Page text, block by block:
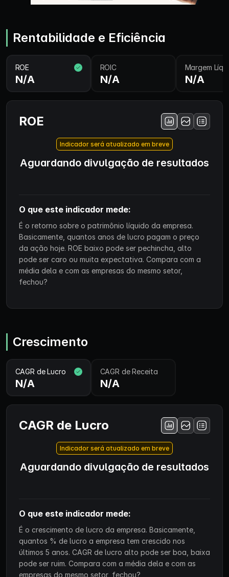
Rentabilidade e Eficiência
ROE
N/A
ROIC
N/A
Margem
N/A
ROE
Indicador será atualizado em breve
Aguardando divulgação de resultados
O que este indicador mede:
É o retorno sobre o patrimônio líquido da empresa.
Basicamente, quantos anos de lucro pagam o preço
da ação hoje. ROE baixo pode ser pechincha, alto
pode ser caro ou muita expectativa. Compara com a
média dela e com as empresas do mesmo setor,
fechou?
Crescimento
CAGR de Lucro
N/A
CAGR de Receita
N/A
CAGR de Lucro
Indicador será atualizado em breve
Aguardando divulgação de resultados
O que este indicador mede:
É o crescimento de lucro da empresa. Basicamente,
quantos % de lucro a empresa tem crescido nos
últimos 5 anos. CAGR de lucro alto pode ser boa, baixa
pode ser ruim. Compara com a média dela e com as
empresas do mesmo setor, fechou?